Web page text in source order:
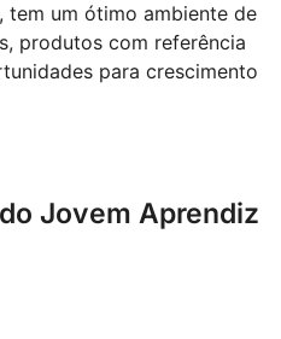
tem um ótimo ambiente de
produtos com referência
para crescimento
Jovem Aprendiz